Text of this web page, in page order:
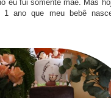
eu fui somente mãe. Mas
ano que meu bebê